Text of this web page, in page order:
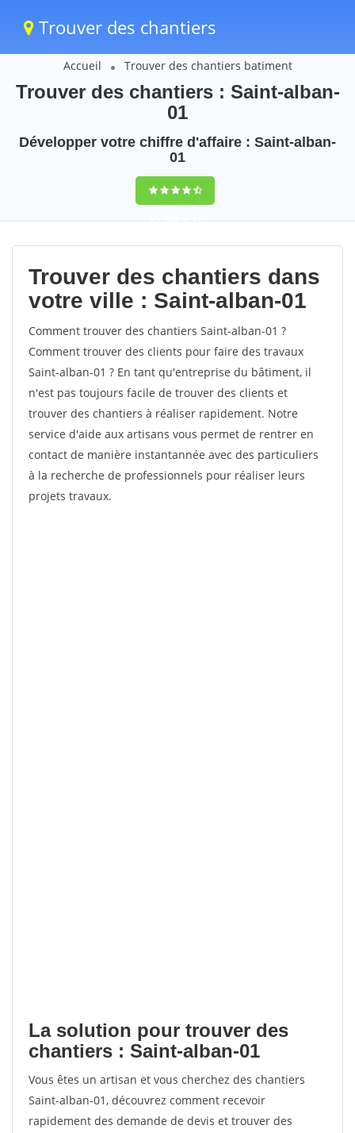
Trouver des chantiers
Accueil Trouver des chantiers batiment
Trouver des chantiers : Saint-alban-
01
Développer votre chiffre d'affaire : Saint-alban-
01
9,5(100%)44
votes
Trouver des chantiers dans
votre ville : Saint-alban-01
Comment trouver des chantiers Saint-alban-01 ?
Comment trouver des clients pour faire des travaux
Saint-alban-01 ? En tant qu'entreprise du bâtiment, il
n'est pas toujours facile de trouver des clients et
trouver des chantiers à réaliser rapidement. Notre
service d'aide aux artisans vous permet de rentrer en
contact de manière instantannée avec des particuliers
à la recherche de professionnels pour réaliser leurs
projets travaux.
La solution pour trouver des
chantiers : Saint-alban-01
Vous êtes un artisan et vous cherchez des chantiers
Saint-alban-01, découvrez comment recevoir
rapidement des demande de devis et trouver des